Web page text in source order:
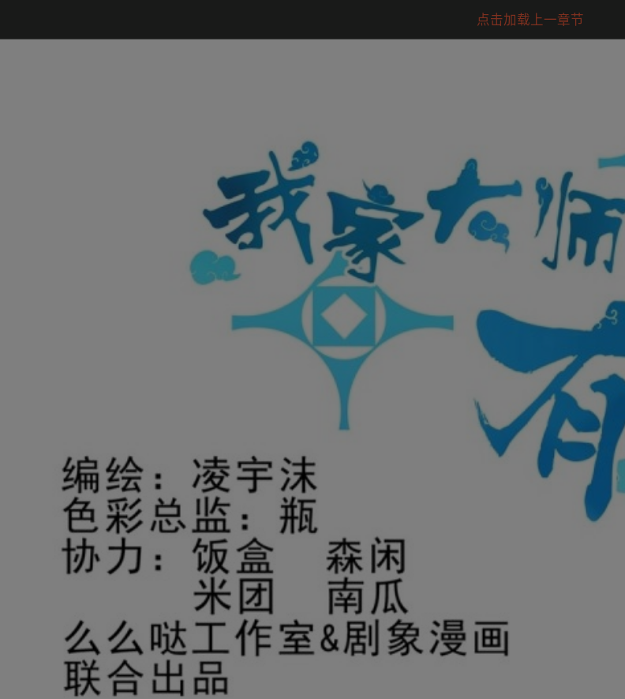
点击加载上一章节